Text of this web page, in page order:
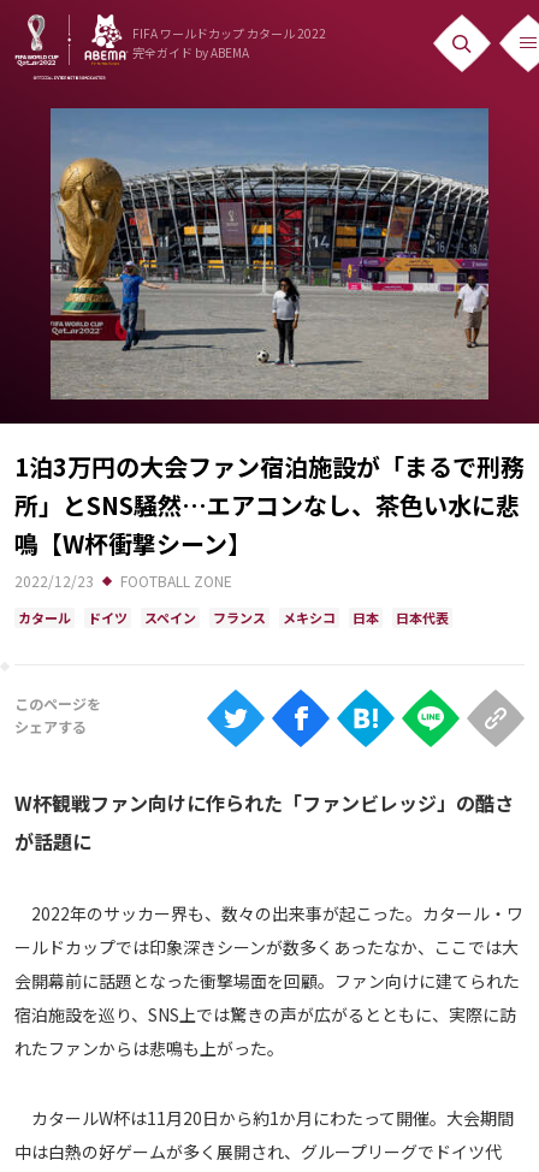
FIFA ワールドカップ カタール 2022
完全ガイド by ABEMA
ニュース
News
出場国
Teams
日本代表
Team Japan
日程・結果
Schedule
ランキング
Ranking
大会について
視聴方法
iOS Apps
1泊3万円の大会ファン宿泊施設が「まるで刑務
所」とSNS騒然…エアコンなし、茶色い水に悲
鳴【W杯衝撃シーン】
2022/12/23 FOOTBALL ZONE
カタール ドイツ スペイン フランス メキシコ 日本 日本代表
W杯観戦ファン向けに作られた「ファンビレッジ」の酷さ
が話題に
2022年のサッカー界も、数々の出来事が起こった。カタール・ワ
ールドカップでは印象深きシーンが数多くあったなか、ここでは大
会開幕前に話題となった衝撃場面を回顧。ファン向けに建てられた
宿泊施設を巡り、SNS上では驚きの声が広がるとともに、実際に訪
れたファンからは悲鳴も上がった。
カタールW杯は11月20日から約1か月にわたって開催。大会期間
中は白熱の好ゲームが多く展開され、グループリーグでドイツ代